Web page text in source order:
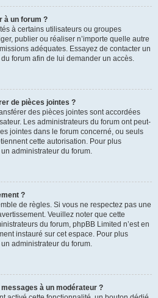
à un forum ?
à certains utilisateurs ou groupes
publier ou réaliser n’importe quelle autre
adéquates. Essayez de contacter un
forum afin de lui demander un accès.
de pièces jointes ?
des pièces jointes sont accordées
Les administrateurs du forum ont peut-
jointes dans le forum concerné, ou seuls
cette autorisation. Pour plus
administrateur du forum.
?
de règles. Si vous ne respectez pas une
Veuillez noter que cette
du forum, phpBB Limited n’est en
instauré sur cet espace. Pour plus
administrateur du forum.
à un modérateur ?